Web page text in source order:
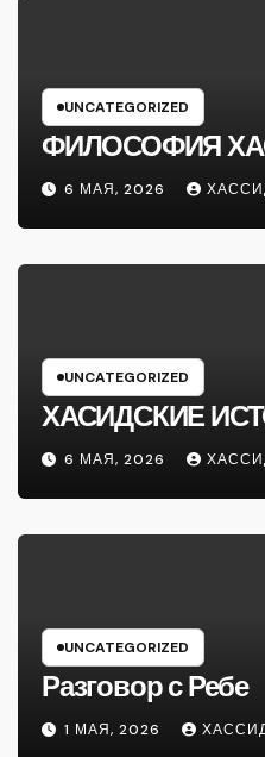
UNCATEGORIZED
ФИЛОСОФИЯ
6 МАЯ, 2026
UNCATEGORIZED
ХАСИДСКИЕ
6 МАЯ, 2026
UNCATEGORIZED
Разговор с Ребе
1 МАЯ, 2026